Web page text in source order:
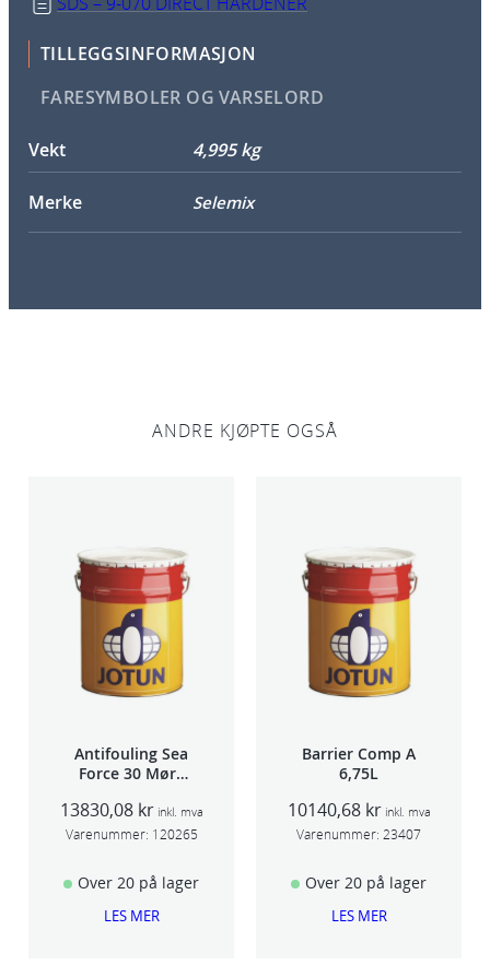
TILLEGGSINFORMASJON
FARESYMBOLER OG VARSELORD
Vekt 4,995 kg
Merke Selemix
ANDRE KJØPTE OGSÅ
Antifouling Sea
Force 30 Mørk
13830,08 kr inkl. mva
Varenummer: 120265
Over 20 på lager
LES MER
Barrier Comp A
6,75L
10140,68 kr inkl. mva
Varenummer: 23407
Over 20 på lager
LES MER